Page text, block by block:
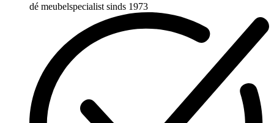
dé meubelspecialist sinds 1973